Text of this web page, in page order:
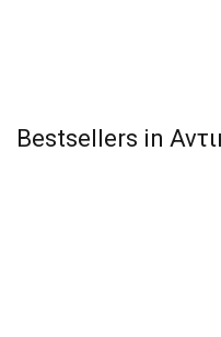
Bestsellers in